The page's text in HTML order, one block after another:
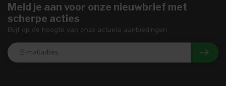
Meld je aan voor onze nieuwbrief met
scherpe acties
Blijf op de hoogte van onze actuele aanbiedingen